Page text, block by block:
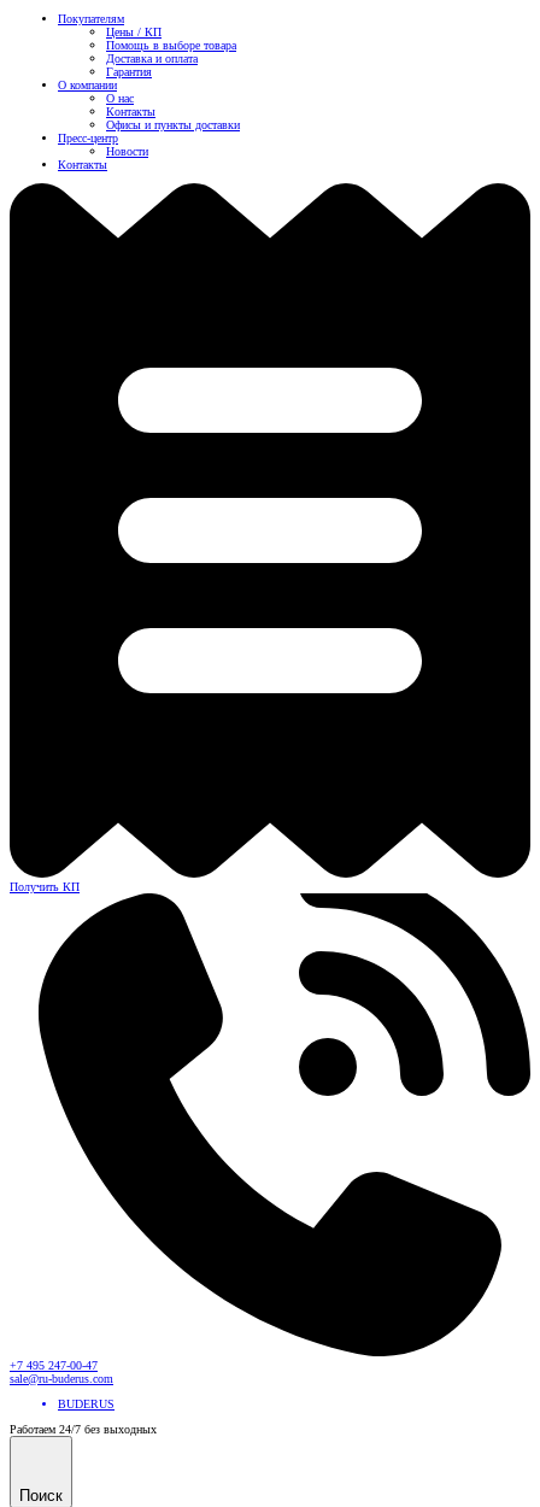
Покупателям
Цены / КП
Помощь в выборе товара
Доставка и оплата
Гарантия
О компании
О нас
Контакты
Офисы и пункты доставки
Пресс-центр
Новости
Контакты
Получить КП
+7 495 247-00-47
sale@ru-buderus.com
BUDERUS
Работаем 24/7 без выходных
Поиск